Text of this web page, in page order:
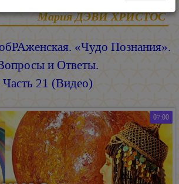
Мария ДЭВИ ХРИСТОС
«Чудо Познания».
и Ответы.
Часть 21 (Видео)
07:00